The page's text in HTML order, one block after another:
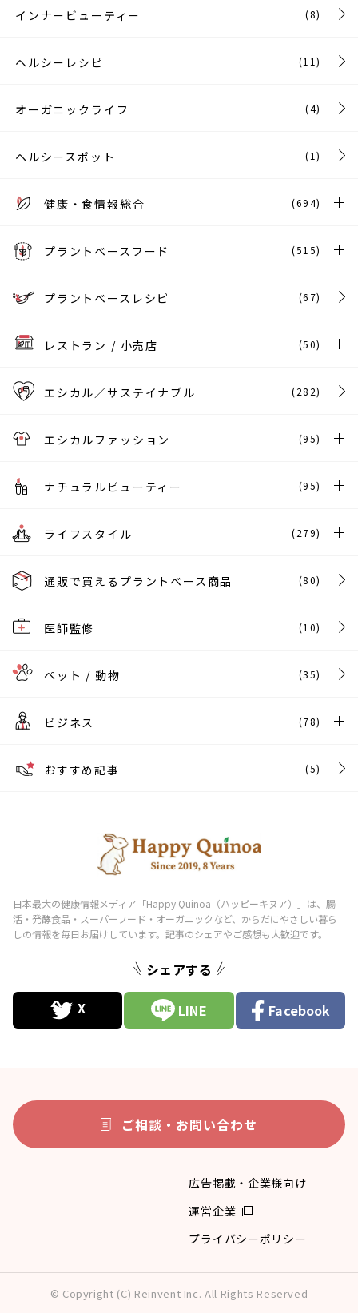
インナービューティー (8)
ヘルシーレシピ (11)
オーガニックライフ (4)
ヘルシースポット (1)
健康・食情報総合 (694)
プラントベースフード (515)
プラントベースレシピ (67)
レストラン / 小売店 (50)
エシカル／サステイナブル (282)
エシカルファッション (95)
ナチュラルビューティー (95)
ライフスタイル (279)
通販で買えるプラントベース商品 (80)
医師監修 (10)
ペット / 動物 (35)
ビジネス (78)
おすすめ記事 (5)
シェアする
LINE Facebook
ご相談・お問い合わせ
広告掲載・企業様向け
運営企業
プライバシーポリシー
© Copyright (C) Reinvent Inc. All Rights Reserved